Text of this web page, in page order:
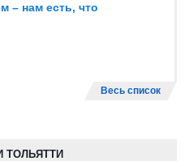
– нам есть, что
Весь список
ТОЛЬЯТТИ